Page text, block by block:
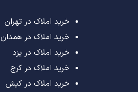
خرید املاک در تهران
خرید املاک در همدان
خرید املاک در یزد
خرید املاک در کرج
خرید املاک در کیش